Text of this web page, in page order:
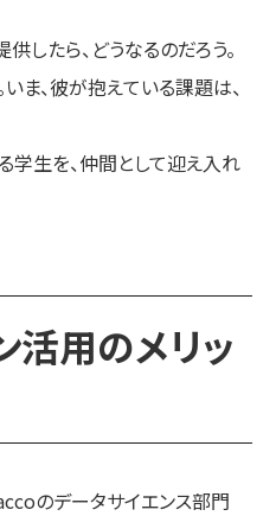
したら、どうなるのだろう。
ま、彼が抱えている課題は、
学生を、仲間として迎え入れ
活用のメリッ
のデータサイエンス部門